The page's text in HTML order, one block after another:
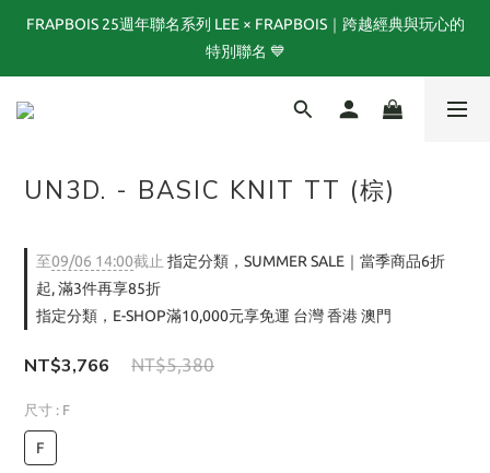
FRAPBOIS 25週年聯名系列 LEE × FRAPBOIS｜跨越經典與玩心的
特別聯名 💙
FRAPBOIS 25週年聯名系列 LEE × FRAPBOIS｜跨越經典與玩心的
特別聯名 💙
TOGA x NTS capsule collection now available!
夏末選品特別企劃1折起｜FINAL SUMMER SALE當季商品6折起, 滿
3件再享85折｜特價商品售出後不退換貨
FRAPBOIS 25週年聯名系列 LEE × FRAPBOIS｜跨越經典與玩心的
UN3D. - BASIC KNIT TT (棕)
至09/06 14:00截止 指定分類，SUMMER SALE｜當季商品6折
起, 滿3件再享85折
指定分類，E-SHOP滿10,000元享免運 台灣 香港 澳門
NT$3,766 NT$5,380
尺寸 : F
F